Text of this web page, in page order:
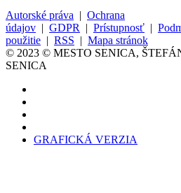
Autorské práva | Ochrana
údajov | GDPR | Prístupnosť |
použitie | RSS | Mapa stránok
© 2023 © MESTO SENICA,
SENICA
GRAFICKÁ VERZIA